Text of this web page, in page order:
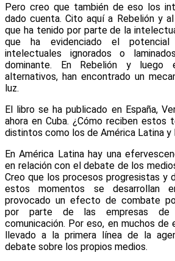
Pero creo que también de eso los
dado cuenta. Cito aquí a Rebelión y
que ha tenido por parte de la
que ha evidenciado el
intelectuales ignorados o
dominante. En Rebelión y luego
alternativos, han encontrado un
luz.
El libro se ha publicado en España,
ahora en Cuba. ¿Cómo reciben estos
distintos como los de América Latina y
En América Latina hay una
en relación con el debate de los
Creo que los procesos progresistas y
estos momentos se desarrollan
provocado un efecto de combate
por parte de las empresas
comunicación. Por eso, en muchos de
llevado a la primera línea de la
debate sobre los propios medios.